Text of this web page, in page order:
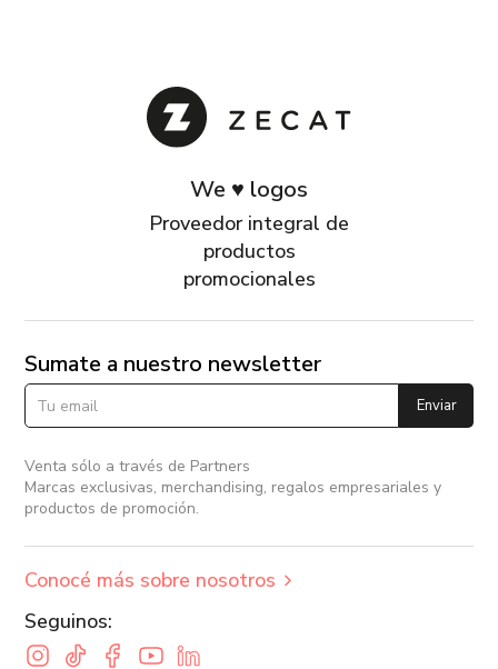
We ♥ logos
Proveedor integral de
productos
promocionales
Sumate a nuestro newsletter
Enviar
Venta sólo a través de Partners
Marcas exclusivas, merchandising, regalos empresariales y
productos de promoción.
Conocé más sobre nosotros
Seguinos: